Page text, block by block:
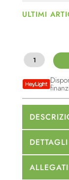
ULTIMI
ALLEGATI